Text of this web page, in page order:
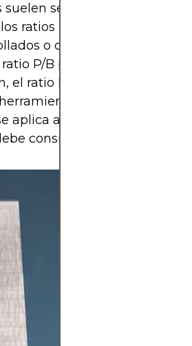
ser más fiables, lo que
ratios P/B. Por el contrario,
o donde la
P/B puede ser menos
el ratio P/B funciona mejor
más amplio. Es
aplica a los sectores y
considerarse de forma